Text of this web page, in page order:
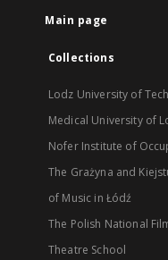
Main page
Collections
Lodz University of
Medical University of
Nofer Institute of
The Grażyna and
of Music in Łódź
The Polish National
Theatre School